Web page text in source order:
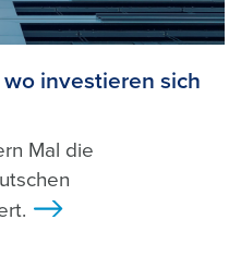
investieren sich
Mal die